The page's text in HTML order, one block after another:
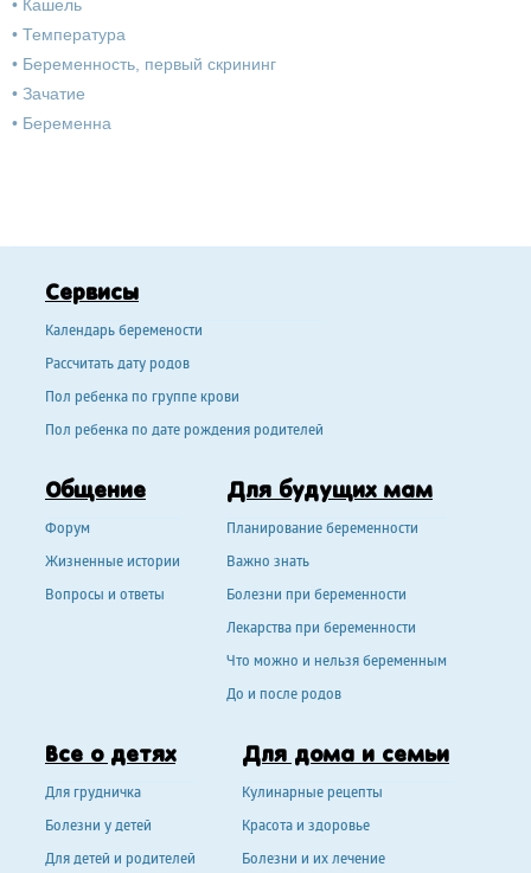
• Кашель
• Температура
• Беременность, первый скрининг
• Зачатие
• Беременна
Сервисы
Календарь беремености
Рассчитать дату родов
Пол ребенка по группе крови
Пол ребенка по дате рождения родителей
Общение
Форум
Жизненные истории
Вопросы и ответы
Для будущих мам
Планирование беременности
Важно знать
Болезни при беременности
Лекарства при беременности
Что можно и нельзя беременным
До и после родов
Все о детях
Для грудничка
Болезни у детей
Для детей и родителей
Для дома и семьи
Кулинарные рецепты
Красота и здоровье
Болезни и их лечение